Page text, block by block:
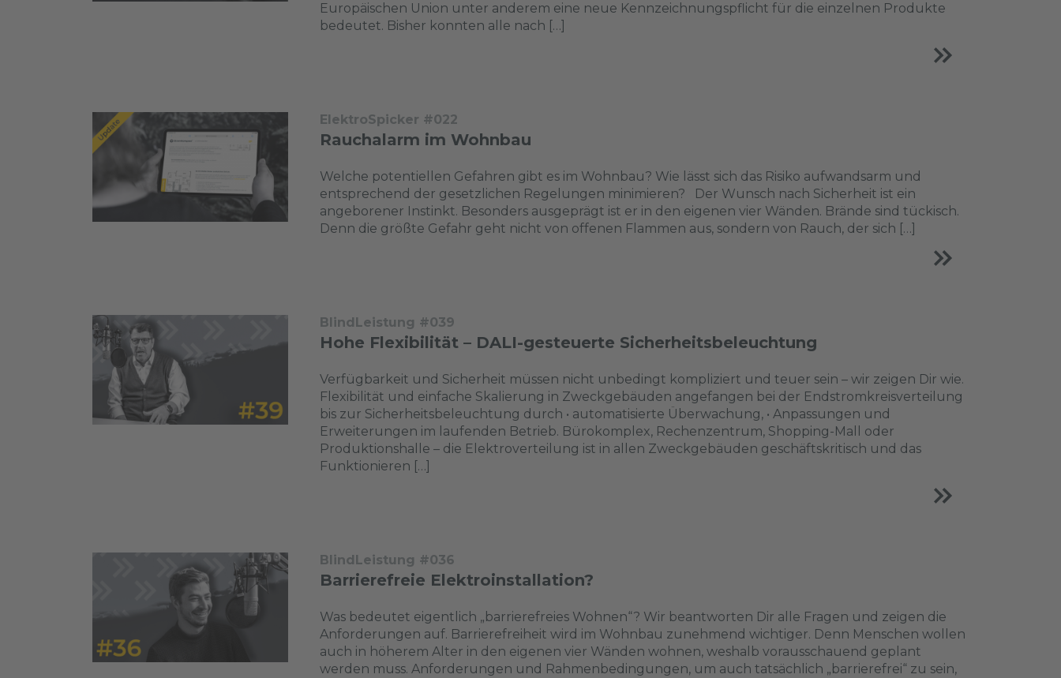
Europäischen Union unter anderem eine neue Kennzeichnungspflicht für die einzelnen Produkte
bedeutet. Bisher konnten alle nach […]
ElektroSpicker #022
Rauchalarm im Wohnbau
Welche potentiellen Gefahren gibt es im Wohnbau? Wie lässt sich das Risiko aufwandsarm und
entsprechend der gesetzlichen Regelungen minimieren? Der Wunsch nach Sicherheit ist ein
angeborener Instinkt. Besonders ausgeprägt ist er in den eigenen vier Wänden. Brände sind tückisch.
Denn die größte Gefahr geht nicht von offenen Flammen aus, sondern von Rauch, der sich […]
BlindLeistung #039
Hohe Flexibilität – DALI-gesteuerte Sicherheitsbeleuchtung
Verfügbarkeit und Sicherheit müssen nicht unbedingt kompliziert und teuer sein – wir zeigen Dir wie.
Flexibilität und einfache Skalierung in Zweckgebäuden angefangen bei der Endstromkreisverteilung
bis zur Sicherheitsbeleuchtung durch • automatisierte Überwachung, • Anpassungen und
Erweiterungen im laufenden Betrieb. Bürokomplex, Rechenzentrum, Shopping-Mall oder
Produktionshalle – die Elektroverteilung ist in allen Zweckgebäuden geschäftskritisch und das
Funktionieren […]
BlindLeistung #036
Barrierefreie Elektroinstallation?
Was bedeutet eigentlich „barrierefreies Wohnen“? Wir beantworten Dir alle Fragen und zeigen die
Anforderungen auf. Barrierefreiheit wird im Wohnbau zunehmend wichtiger. Denn Menschen wollen
auch in höherem Alter in den eigenen vier Wänden wohnen, weshalb vorausschauend geplant
werden muss. Anforderungen und Rahmenbedingungen, um auch tatsächlich „barrierefrei“ zu sein,